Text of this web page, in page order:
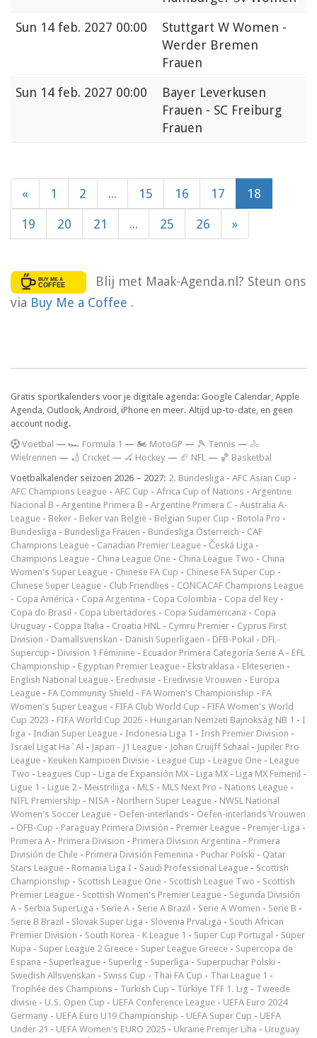
Sun 14 feb. 2027 00:00
Stuttgart W Women -
Werder Bremen
Frauen
Sun 14 feb. 2027 00:00
Bayer Leverkusen
Frauen - SC Freiburg
Frauen
« 1 2 ... 15 16 17 18
19 20 21 ... 25 26 »
Blij met Maak-Agenda.nl? Steun ons
via Buy Me a Coffee .
Gratis sportkalenders voor je digitale agenda: Google Calendar, Apple
Agenda, Outlook, Android, iPhone en meer. Altijd up-to-date, en geen
account nodig.
Voetbal — 🏎️ Formula 1 — 🏍 MotoGP — 🎾 Tennis — 🚴
Wielrennen — 🏏 Cricket — 🏑 Hockey — 🏈 NFL — 🏀 Basketbal
Voetbalkalender seizoen 2026 – 2027: 2. Bundesliga - AFC Asian Cup -
AFC Champions League - AFC Cup - Africa Cup of Nations - Argentine
Nacional B - Argentine Primera B - Argentine Primera C - Australia A-
League - Beker - Beker van België - Belgian Super Cup - Botola Pro -
Bundesliga - Bundesliga Frauen - Bundesliga Österreich - CAF
Champions League - Canadian Premier League - Česká Liga -
Champions League - China League One - China League Two - China
Women's Super League - Chinese FA Cup - Chinese FA Super Cup -
Chinese Super League - Club Friendlies - CONCACAF Champions League
- Copa América - Copa Argentina - Copa Colombia - Copa del Rey -
Copa do Brasil - Copa Libertadores - Copa Sudamericana - Copa
Uruguay - Coppa Italia - Croatia HNL - Cymru Premier - Cyprus First
Division - Damallsvenskan - Danish Superligaen - DFB-Pokal - DFL-
Supercup - Division 1 Féminine - Ecuador Primera Categoría Serie A - EFL
Championship - Egyptian Premier League - Ekstraklasa - Eliteserien -
English National League - Eredivisie - Eredivisie Vrouwen - Europa
League - FA Community Shield - FA Women's Championship - FA
Women's Super League - FIFA Club World Cup - FIFA Women's World
Cup 2023 - FIFA World Cup 2026 - Hungarian Nemzeti Bajnokság NB 1 - I
liga - Indian Super League - Indonesia Liga 1 - Irish Premier Division -
Israel Ligat Ha`Al - Japan - J1 League - Johan Cruijff Schaal - Jupiler Pro
League - Keuken Kampioen Divisie - League Cup - League One - League
Two - Leagues Cup - Liga de Expansión MX - Liga MX - Liga MX Femenil -
Ligue 1 - Ligue 2 - Meistriliiga - MLS - MLS Next Pro - Nations League -
NIFL Premiership - NISA - Northern Super League - NWSL National
Women's Soccer League - Oefen-interlands - Oefen-interlands Vrouwen
- ÖFB-Cup - Paraguay Primera División - Premier League - Premjer-Liga -
Primera A - Primera Division - Primera Division Argentina - Primera
División de Chile - Primera División Femenina - Puchar Polski - Qatar
Stars League - Romania Liga I - Saudi Professional League - Scottish
Championship - Scottish League One - Scottish League Two - Scottish
Premier League - Scottish Women's Premier League - Segunda División
A - Serbia SuperLiga - Serie A - Serie A Brazil - Serie A Women - Serie B -
Serie B Brazil - Slovak Super Liga - Slovenia PrvaLiga - South African
Premier Division - South Korea - K League 1 - Super Cup Portugal - Süper
Kupa - Super League 2 Greece - Super League Greece - Supercopa de
Espana - Superleague - Superlig - Superliga - Superpuchar Polski -
Swedish Allsvenskan - Swiss Cup - Thai FA Cup - Thai League 1 -
Trophée des Champions - Turkish Cup - Türkiye TFF 1. Lig - Tweede
divisie - U.S. Open Cup - UEFA Conference League - UEFA Euro 2024
Germany - UEFA Euro U19 Championship - UEFA Super Cup - UEFA
Under 21 - UEFA Women's EURO 2025 - Ukraine Premjer Liha - Uruguay